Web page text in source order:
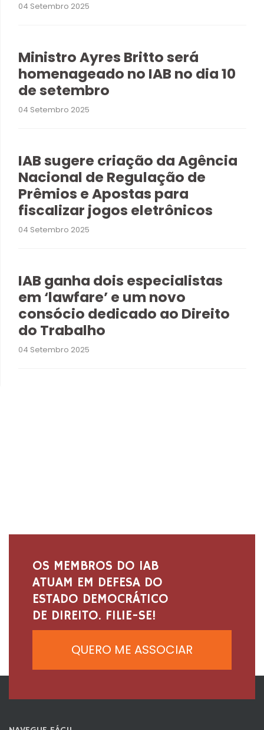
04 Setembro 2025
Ministro Ayres Britto será
homenageado no IAB no dia 10
de setembro
04 Setembro 2025
IAB sugere criação da Agência
Nacional de Regulação de
Prêmios e Apostas para
fiscalizar jogos eletrônicos
04 Setembro 2025
IAB ganha dois especialistas
em ‘lawfare’ e um novo
consócio dedicado ao Direito
do Trabalho
04 Setembro 2025
OS MEMBROS DO IAB
ATUAM EM DEFESA DO
ESTADO DEMOCRÁTICO
DE DIREITO. FILIE-SE!
QUERO ME ASSOCIAR